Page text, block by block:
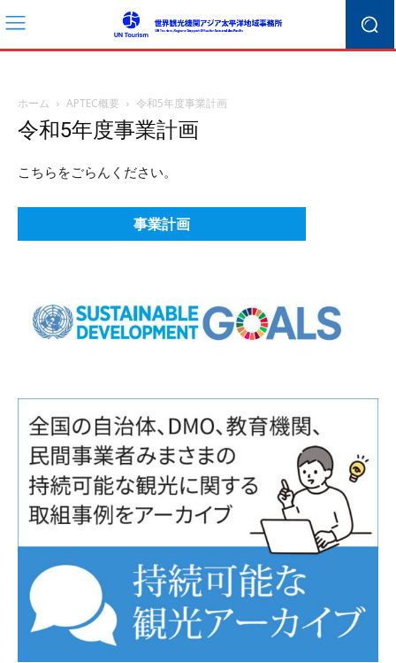
ホーム APTEC概要 令和5年度事業計画
令和5年度事業計画
こちらをごらんください。
事業計画